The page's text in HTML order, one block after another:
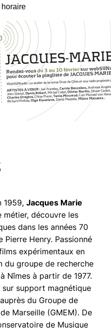
horaire
1959, Jacques Marie
métier, découvre les
dans les années 70
Henry. Passionné
expérimentaux en
du groupe de recherche
Nîmes à partir de 1977.
sur support magnétique
du Groupe de
Marseille (GMEM). De
de Musique